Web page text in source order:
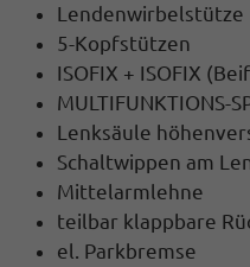
Lendenwirbelstütze
5-Kopfstützen
ISOFIX + ISOFIX
MULTIFUNKTIONS-
Lenksäule
Schaltwippen am
Mittelarmlehne
teilbar klappbare
el. Parkbremse